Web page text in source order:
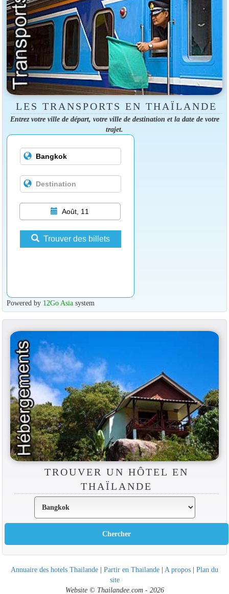
LES TRANSPORTS EN THAÏLANDE
Entrez votre ville de départ, votre ville de destination et la date de votre
trajet.
Août, 11
Trouver des billets
Powered by 12Go Asiasystem
TROUVER UN HÔTEL EN
THAÏLANDE
Annuaire des hotels Thailande | Partir en Thailande | A propos | Plan du
site
Website © Thailandee.com - 2026